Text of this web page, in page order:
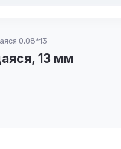
0,08*13
13 мм